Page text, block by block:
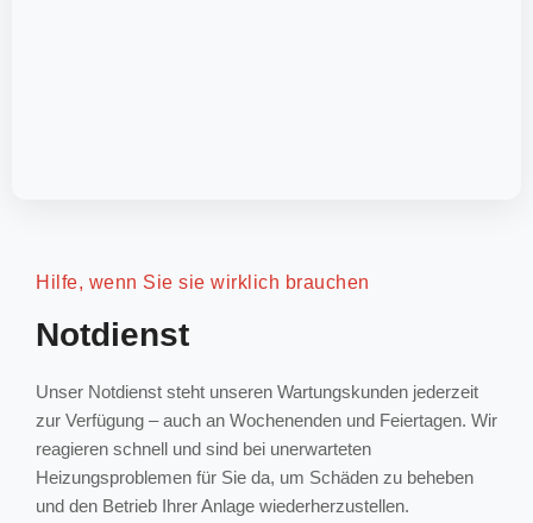
Hilfe, wenn Sie sie wirklich brauchen
Notdienst
Unser Notdienst steht unseren Wartungskunden jederzeit
zur Verfügung – auch an Wochenenden und Feiertagen. Wir
reagieren schnell und sind bei unerwarteten
Heizungsproblemen für Sie da, um Schäden zu beheben
und den Betrieb Ihrer Anlage wiederherzustellen.